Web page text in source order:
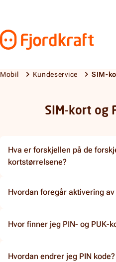
Gå til forsiden
Mobil Kundeservice SIM-
SIM-kort og
Hva er forskjellen på de
kortstørrelsene?
Hvordan foregår aktivering
Hvor finner jeg PIN- og PUK-
Hvordan endrer jeg PIN kode?